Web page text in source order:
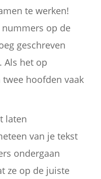
te werken!
op de
geschreven
Als het op
hoofden vaak
laten
van je tekst
ondergaan
ze op de juiste